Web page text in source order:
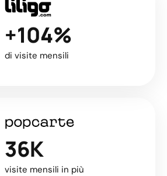
+104%
di visite mensili
36K
visite mensili in più